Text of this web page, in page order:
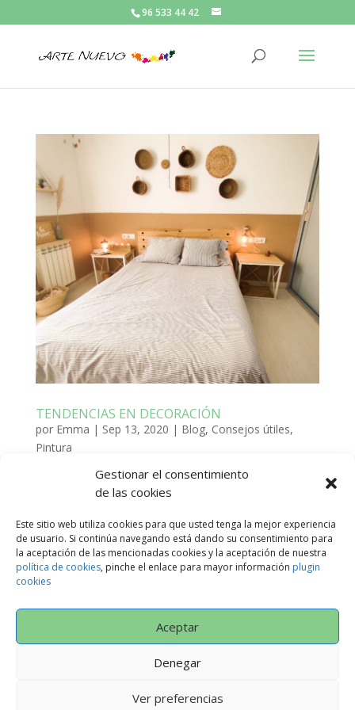
Gestionar el consentimiento
de las cookies
Este sitio web utiliza cookies para que usted tenga la mejor experiencia
de usuario. Si continúa navegando está dando su consentimiento para
la aceptación de las mencionadas cookies y la aceptación de nuestra
política de cookies, pinche el enlace para mayor información plugin
cookies
Aceptar
Denegar
Ver preferencias
96 533 44 42
TENDENCIAS EN DECORACIÓN
por Emma | Sep 13, 2020 | Blog, Consejos útiles,
Pintura
En el post de Pinturas Arte Nuevo de hoy, os vamos a
mostrar algunas de las últimas tendencias en
decoración. LAS FIGURAS GEOMÉTRICAS Este otoño,
las figuras geométricas han invadido la decoración del
hogar y van a quedarse por un largo tiempo. Las
figuras geométricas...
Política de Privacidad
Política de cookies (UE)